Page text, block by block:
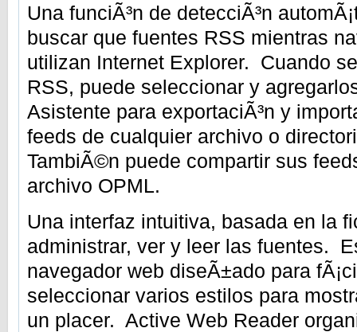
Una funciÃ³n de detecciÃ³n
buscar que fuentes RSS mientras
utilizan Internet Explorer. Cuando
RSS, puede seleccionar y
Asistente para exportaciÃ³n y
feeds de cualquier archivo o
TambiÃ©n puede compartir sus
archivo OPML.
Una interfaz intuitiva, basada en la
administrar, ver y leer las fuentes.
navegador web diseÃ±ado para
seleccionar varios estilos para
un placer. Active Web Reader